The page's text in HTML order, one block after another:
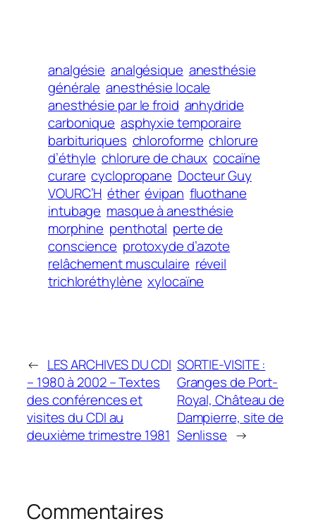
analgésie analgésique anesthésie
générale anesthésie locale
anesthésie par le froid anhydride
carbonique asphyxie temporaire
barbituriques chloroforme chlorure
d’éthyle chlorure de chaux cocaïne
curare cyclopropane Docteur Guy
VOURC’H éther évipan fluothane
intubage masque à anesthésie
morphine penthotal perte de
conscience protoxyde d’azote
relâchement musculaire réveil
trichloréthylène xylocaïne
← LES ARCHIVES DU CDI
– 1980 à 2002 – Textes
des conférences et
visites du CDI au
deuxième trimestre 1981
SORTIE-VISITE :
Granges de Port-
Royal, Château de
Dampierre, site de
Senlisse →
Commentaires